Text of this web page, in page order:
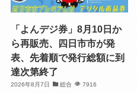
「よんデジ券」8月10日か
ら再販売、四日市市が発
表、先着順で発行総額に到
達次第終了
2026年8月7日 総合 7916